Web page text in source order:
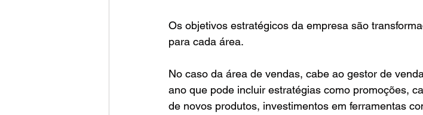
Os objetivos estratégicos da empresa são
para cada área.
No caso da área de vendas, cabe ao gestor de
ano que pode incluir estratégias como promoções,
de novos produtos, investimentos em ferramentas